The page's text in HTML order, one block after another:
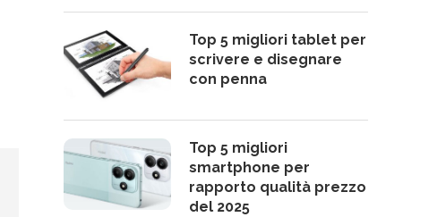
Top 5 migliori tablet per
scrivere e disegnare
con penna
Top 5 migliori
smartphone per
rapporto qualità prezzo
del 2025